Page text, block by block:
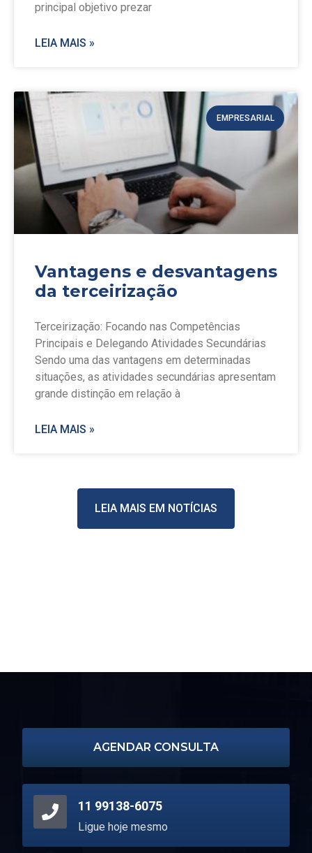
principal objetivo prezar
LEIA MAIS »
EMPRESARIAL
Vantagens e desvantagens
da terceirização
Terceirização: Focando nas Competências
Principais e Delegando Atividades Secundárias
Sendo uma das vantagens em determinadas
situações, as atividades secundárias apresentam
grande distinção em relação à
LEIA MAIS »
LEIA MAIS EM NOTÍCIAS
escort turin
AGENDAR CONSULTA
11 99138-6075
Ligue hoje mesmo